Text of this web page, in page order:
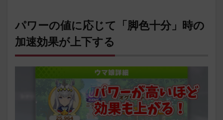
パワーの値に応じて「脚色十分」時の
加速効果が上下する